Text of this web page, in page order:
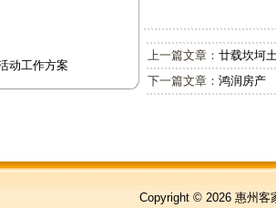
动工作方案
上一篇文章：廿载坎坷
下一篇文章：鸿润房产
Copyright © 2026 惠州客